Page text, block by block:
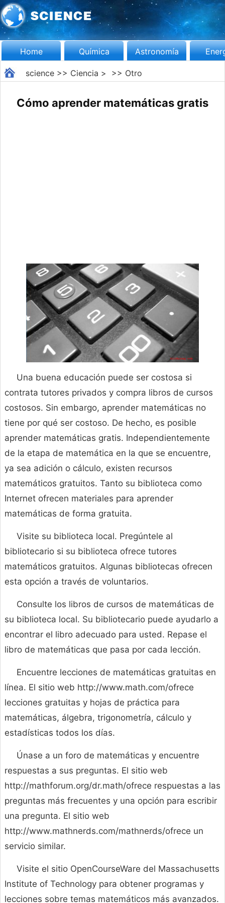
Home Química Astronomía
science>> Ciencia > >> Otro
Cómo aprender matemáticas gratis
Una buena educación puede ser costosa si
contrata tutores privados y compra libros de cursos
costosos. Sin embargo, aprender matemáticas no
tiene por qué ser costoso. De hecho, es posible
aprender matemáticas gratis. Independientemente
de la etapa de matemática en la que se encuentre,
ya sea adición o cálculo, existen recursos
matemáticos gratuitos. Tanto su biblioteca como
Internet ofrecen materiales para aprender
matemáticas de forma gratuita.
Visite su biblioteca local. Pregúntele al
bibliotecario si su biblioteca ofrece tutores
matemáticos gratuitos. Algunas bibliotecas ofrecen
esta opción a través de voluntarios.
Consulte los libros de cursos de matemáticas de
su biblioteca local. Su bibliotecario puede ayudarlo a
encontrar el libro adecuado para usted. Repase el
libro de matemáticas que pasa por cada lección.
Encuentre lecciones de matemáticas gratuitas en
línea. El sitio web http://www.math.com/ofrece
lecciones gratuitas y hojas de práctica para
matemáticas, álgebra, trigonometría, cálculo y
estadísticas todos los días.
Únase a un foro de matemáticas y encuentre
respuestas a sus preguntas. El sitio web
http://mathforum.org/dr.math/ofrece respuestas a las
preguntas más frecuentes y una opción para escribir
una pregunta. El sitio web
http://www.mathnerds.com/mathnerds/ofrece un
servicio similar.
Visite el sitio OpenCourseWare del Massachusetts
Institute of Technology para obtener programas y
lecciones sobre temas matemáticos más avanzados.